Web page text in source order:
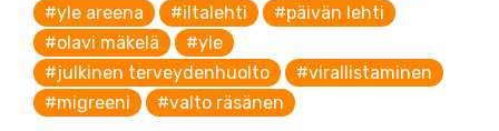
#yle areena
#iltalehti
#päivän lehti
#olavi mäkelä
#yle
#julkinen terveydenhuolto
#virallistaminen
#migreeni
#valto räsänen